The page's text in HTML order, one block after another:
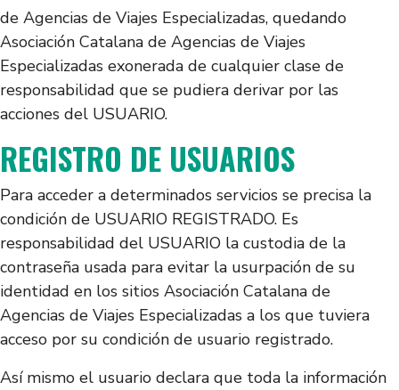
de Agencias de Viajes Especializadas, quedando
Asociación Catalana de Agencias de Viajes
Especializadas exonerada de cualquier clase de
responsabilidad que se pudiera derivar por las
acciones del USUARIO.
REGISTRO DE USUARIOS
Para acceder a determinados servicios se precisa la
condición de USUARIO REGISTRADO. Es
responsabilidad del USUARIO la custodia de la
contraseña usada para evitar la usurpación de su
identidad en los sitios Asociación Catalana de
Agencias de Viajes Especializadas a los que tuviera
acceso por su condición de usuario registrado.
Así mismo el usuario declara que toda la información